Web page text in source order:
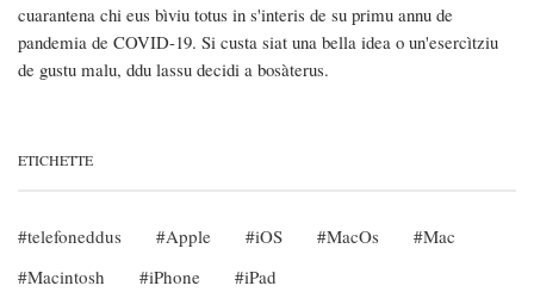
cuarantena chi eus bìviu totus in s'interis de su primu annu de
pandemia de COVID-19. Si custa siat una bella idea o un'esercìtziu
de gustu malu, ddu lassu decidi a bosàterus.
ETICHETTE
telefoneddus Apple iOS MacOs
Mac
Macintosh
iPhone iPad